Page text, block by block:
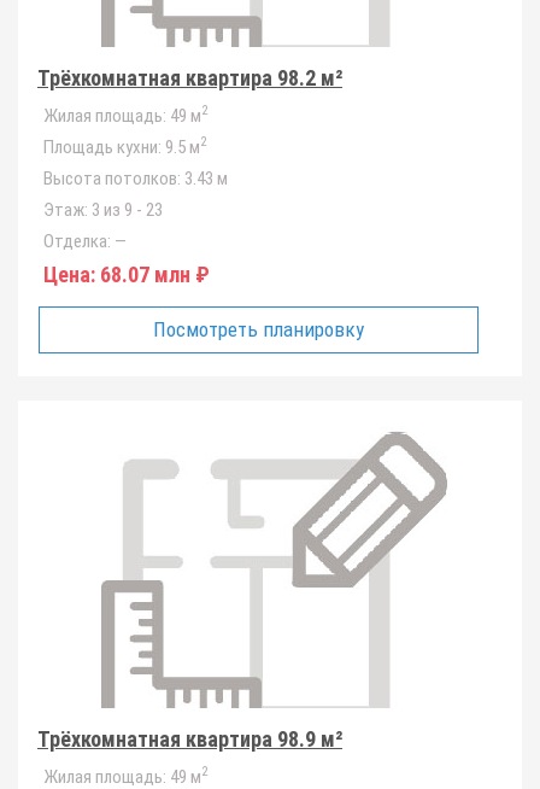
Трёхкомнатная квартира 98.2 м²
Жилая площадь: 49 м2
Площадь кухни: 9.5 м2
Высота потолков: 3.43 м
Этаж: 3 из 9 - 23
Отделка: —
Цена: 68.07 млн ₽
Посмотреть планировку
Трёхкомнатная квартира 98.9 м²
Жилая площадь: 49 м2